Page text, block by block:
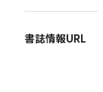
書誌情報URL